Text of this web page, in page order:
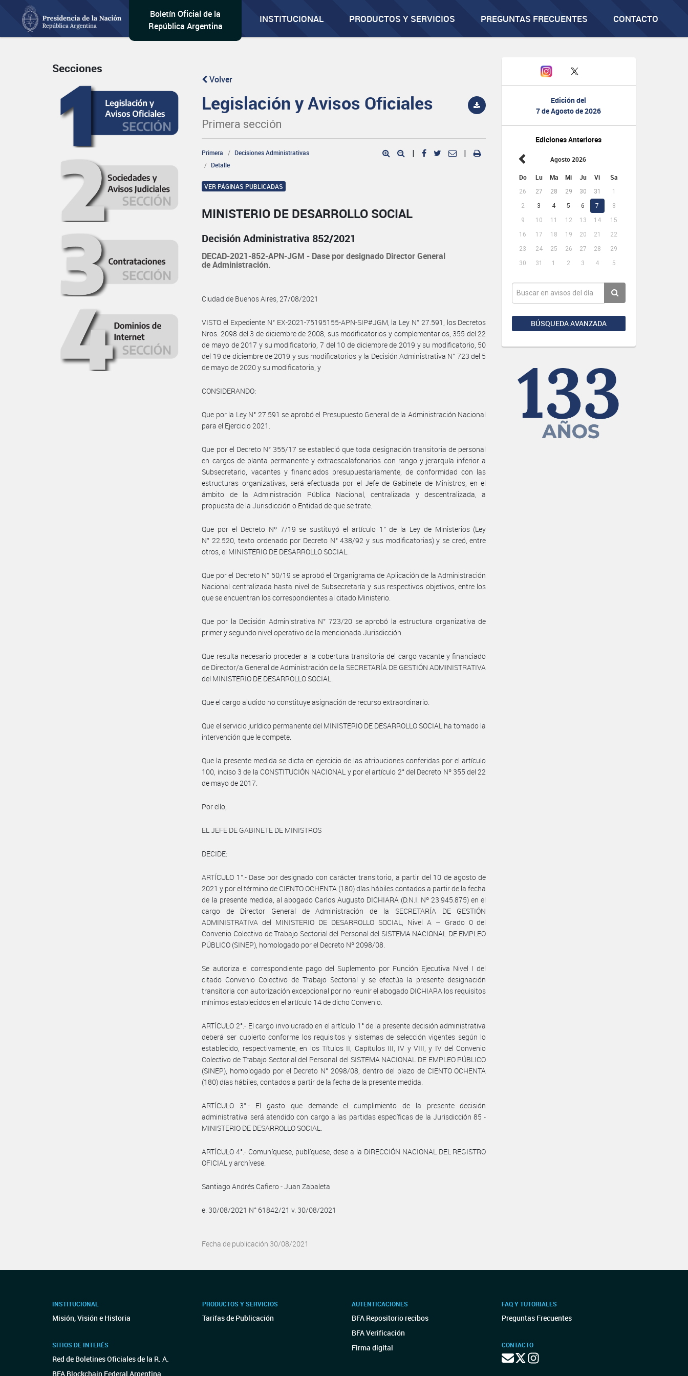
Boletín Oficial de la
República Argentina
INSTITUCIONAL PRODUCTOS Y SERVICIOS PREGUNTAS FRECUENTES CONTACTO
Edición del
7 de Agosto de 2026
Ediciones Anteriores
Agosto 2026
Do Lu Ma Mi Ju Vi Sa
26 27 28 29 30 31
1
2
3 4 5 6 7
8
9
10 11 12 13 14
15
16
17 18 19 20 21
22
23
24 25 26 27 28
29
30
31 1 2 3 4 5
BÚSQUEDA AVANZADA
Secciones
Volver
Legislación y Avisos Oficiales
Primera sección
Primera
Decisiones Administrativas
Detalle
| |
VER PÁGINAS PUBLICADAS
MINISTERIO DE DESARROLLO SOCIAL
Decisión Administrativa 852/2021
DECAD-2021-852-APN-JGM - Dase por designado Director General
de Administración.
Ciudad de Buenos Aires, 27/08/2021
VISTO el Expediente N° EX-2021-75195155-APN-SIP#JGM, la Ley N° 27.591, los Decretos
Nros. 2098 del 3 de diciembre de 2008, sus modificatorios y complementarios, 355 del 22
de mayo de 2017 y su modificatorio, 7 del 10 de diciembre de 2019 y su modificatorio, 50
del 19 de diciembre de 2019 y sus modificatorios y la Decisión Administrativa N° 723 del 5
de mayo de 2020 y su modificatoria, y
CONSIDERANDO:
Que por la Ley N° 27.591 se aprobó el Presupuesto General de la Administración Nacional
para el Ejercicio 2021.
Que por el Decreto N° 355/17 se estableció que toda designación transitoria de personal
en cargos de planta permanente y extraescalafonarios con rango y jerarquía inferior a
Subsecretario, vacantes y financiados presupuestariamente, de conformidad con las
estructuras organizativas, será efectuada por el Jefe de Gabinete de Ministros, en el
ámbito de la Administración Pública Nacional, centralizada y descentralizada, a
propuesta de la Jurisdicción o Entidad de que se trate.
Que por el Decreto Nº 7/19 se sustituyó el artículo 1° de la Ley de Ministerios (Ley
N° 22.520, texto ordenado por Decreto N° 438/92 y sus modificatorias) y se creó, entre
otros, el MINISTERIO DE DESARROLLO SOCIAL.
Que por el Decreto N° 50/19 se aprobó el Organigrama de Aplicación de la Administración
Nacional centralizada hasta nivel de Subsecretaría y sus respectivos objetivos, entre los
que se encuentran los correspondientes al citado Ministerio.
Que por la Decisión Administrativa N° 723/20 se aprobó la estructura organizativa de
primer y segundo nivel operativo de la mencionada Jurisdicción.
Que resulta necesario proceder a la cobertura transitoria del cargo vacante y financiado
de Director/a General de Administración de la SECRETARÍA DE GESTIÓN ADMINISTRATIVA
del MINISTERIO DE DESARROLLO SOCIAL.
Que el cargo aludido no constituye asignación de recurso extraordinario.
Que el servicio jurídico permanente del MINISTERIO DE DESARROLLO SOCIAL ha tomado la
intervención que le compete.
Que la presente medida se dicta en ejercicio de las atribuciones conferidas por el artículo
100, inciso 3 de la CONSTITUCIÓN NACIONAL y por el artículo 2° del Decreto Nº 355 del 22
de mayo de 2017.
Por ello,
EL JEFE DE GABINETE DE MINISTROS
DECIDE:
ARTÍCULO 1°.- Dase por designado con carácter transitorio, a partir del 10 de agosto de
2021 y por el término de CIENTO OCHENTA (180) días hábiles contados a partir de la fecha
de la presente medida, al abogado Carlos Augusto DICHIARA (D.N.I. Nº 23.945.875) en el
cargo de Director General de Administración de la SECRETARÍA DE GESTIÓN
ADMINISTRATIVA del MINISTERIO DE DESARROLLO SOCIAL, Nivel A – Grado 0 del
Convenio Colectivo de Trabajo Sectorial del Personal del SISTEMA NACIONAL DE EMPLEO
PÚBLICO (SINEP), homologado por el Decreto Nº 2098/08.
Se autoriza el correspondiente pago del Suplemento por Función Ejecutiva Nivel I del
citado Convenio Colectivo de Trabajo Sectorial y se efectúa la presente designación
transitoria con autorización excepcional por no reunir el abogado DICHIARA los requisitos
mínimos establecidos en el artículo 14 de dicho Convenio.
ARTÍCULO 2°.- El cargo involucrado en el artículo 1° de la presente decisión administrativa
deberá ser cubierto conforme los requisitos y sistemas de selección vigentes según lo
establecido, respectivamente, en los Títulos II, Capítulos III, IV y VIII, y IV del Convenio
Colectivo de Trabajo Sectorial del Personal del SISTEMA NACIONAL DE EMPLEO PÚBLICO
(SINEP), homologado por el Decreto N° 2098/08, dentro del plazo de CIENTO OCHENTA
(180) días hábiles, contados a partir de la fecha de la presente medida.
ARTÍCULO 3°.- El gasto que demande el cumplimiento de la presente decisión
administrativa será atendido con cargo a las partidas específicas de la Jurisdicción 85 -
MINISTERIO DE DESARROLLO SOCIAL.
ARTÍCULO 4°.- Comuníquese, publíquese, dese a la DIRECCIÓN NACIONAL DEL REGISTRO
OFICIAL y archívese.
Santiago Andrés Cafiero - Juan Zabaleta
e. 30/08/2021 N° 61842/21 v. 30/08/2021
Fecha de publicación 30/08/2021
INSTITUCIONAL
Misión, Visión e Historia
SITIOS DE INTERÉS
Red de Boletines Oficiales de la R. A.
BFA Blockchain Federal Argentina
PRODUCTOS Y SERVICIOS
Tarifas de Publicación
AUTENTICACIONES
BFA Repositorio recibos
BFA Verificación
Firma digital
FAQ Y TUTORIALES
Preguntas Frecuentes
CONTACTO